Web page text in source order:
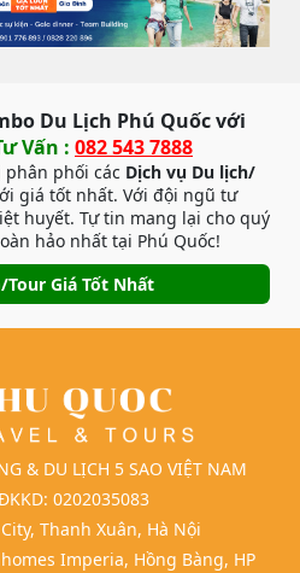
Du Lịch Phú Quốc với
Vấn : 082 543 7888
phối các Dịch vụ Du lịch/
giá tốt nhất. Với đội ngũ tư
huyết. Tự tin mang lại cho quý
hảo nhất tại Phú Quốc!
Giá Tốt Nhất
& DU LỊCH 5 SAO VIỆT NAM
0202035083
Thanh Xuân, Hà Nội
Imperia, Hồng Bàng, HP